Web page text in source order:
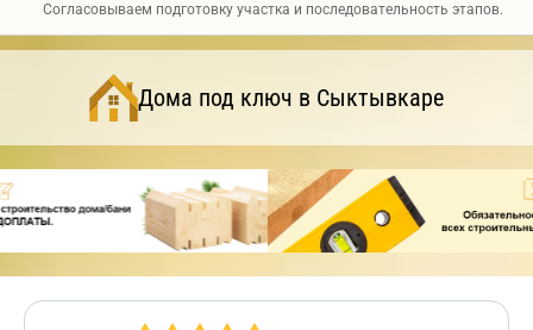
Согласовываем подготовку участка и последовательность этапов.
Дома под ключ в Сыктывкаре